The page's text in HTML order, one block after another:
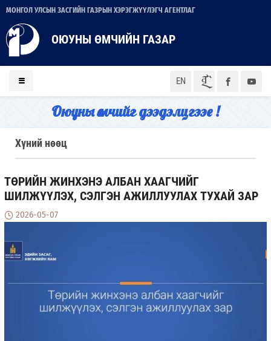
МОНГОЛ УЛСЫН ЗАСГИЙН ГАЗРЫН ХЭРЭГЖҮҮЛЭГЧ АГЕНТЛАГ
ОЮУНЫ ӨМЧИЙН ГАЗАР
EN ᠮᠣᠨ
Оюуны өмчийг дээдэлцгээе !
Хүний нөөц
ТӨРИЙН ЖИНХЭНЭ АЛБАН ХААГЧИЙГ
ШИЛЖҮҮЛЭХ, СЭЛГЭН АЖИЛЛУУЛАХ ТУХАЙ ЗАР
2026-05-07